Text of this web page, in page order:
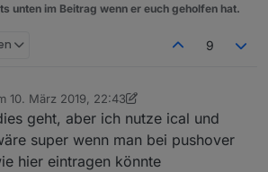
unten im Beitrag wenn er euch geholfen hat.
9
10. März 2019, 22:43
von MyzerAT3. Okt. 2019, 23:50
geht, aber ich nutze ical und
super wenn man bei pushover
hier eintragen könnte